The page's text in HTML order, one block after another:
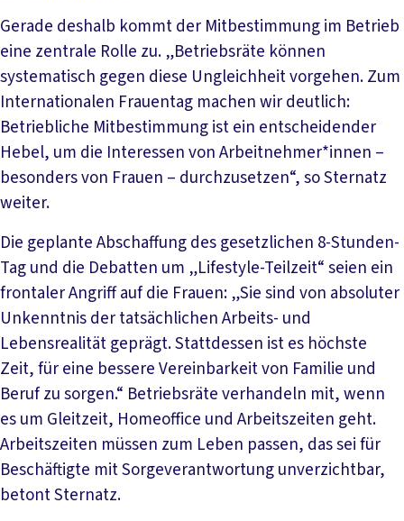
Gerade deshalb kommt der Mitbestimmung im Betrieb
eine zentrale Rolle zu. „Betriebsräte können
systematisch gegen diese Ungleichheit vorgehen. Zum
Internationalen Frauentag machen wir deutlich:
Betriebliche Mitbestimmung ist ein entscheidender
Hebel, um die Interessen von Arbeitnehmer*innen –
besonders von Frauen – durchzusetzen“, so Sternatz
weiter.
Die geplante Abschaffung des gesetzlichen 8-Stunden-
Tag und die Debatten um „Lifestyle-Teilzeit“ seien ein
frontaler Angriff auf die Frauen: „Sie sind von absoluter
Unkenntnis der tatsächlichen Arbeits- und
Lebensrealität geprägt. Stattdessen ist es höchste
Zeit, für eine bessere Vereinbarkeit von Familie und
Beruf zu sorgen.“ Betriebsräte verhandeln mit, wenn
es um Gleitzeit, Homeoffice und Arbeitszeiten geht.
Arbeitszeiten müssen zum Leben passen, das sei für
Beschäftigte mit Sorgeverantwortung unverzichtbar,
betont Sternatz.